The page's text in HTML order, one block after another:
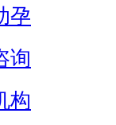
孕
询
构